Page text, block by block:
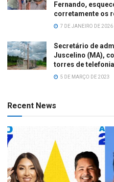
Fernando,
corretamente os
7 DE JANEIRO DE 2026
Secretário de
Juscelino (MA),
torres de
5 DE MARÇO DE 2023
Recent News